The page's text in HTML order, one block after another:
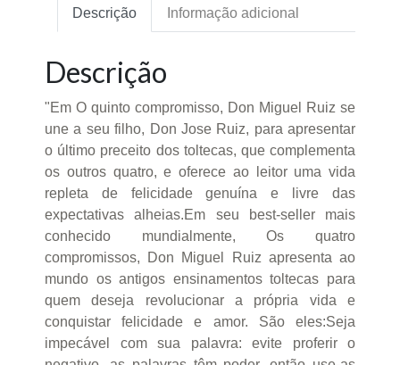
Descrição Informação adicional
Descrição
"Em O quinto compromisso, Don Miguel Ruiz se
une a seu filho, Don Jose Ruiz, para apresentar
o último preceito dos toltecas, que complementa
os outros quatro, e oferece ao leitor uma vida
repleta de felicidade genuína e livre das
expectativas alheias.Em seu best-seller mais
conhecido mundialmente, Os quatro
compromissos, Don Miguel Ruiz apresenta ao
mundo os antigos ensinamentos toltecas para
quem deseja revolucionar a própria vida e
conquistar felicidade e amor. São eles:Seja
impecável com sua palavra: evite proferir o